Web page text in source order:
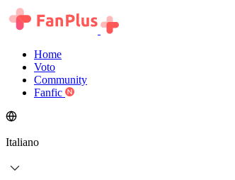
Home
Voto
Community
Fanfic
Italiano